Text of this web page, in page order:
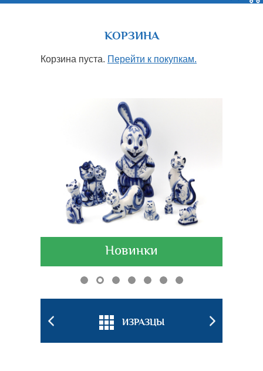
КОРЗИНА
Корзина пуста. Перейти к покупкам.
Новинки
ИЗРАЗЦЫ